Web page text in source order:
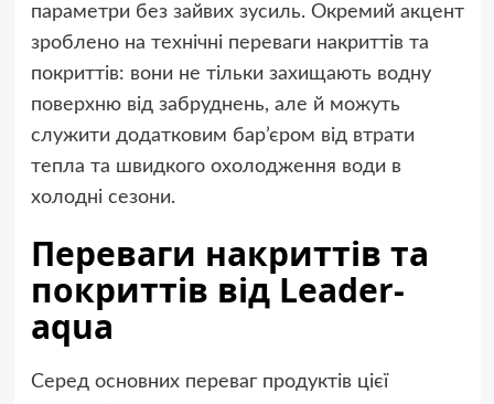
параметри без зайвих зусиль. Окремий акцент
зроблено на технічні переваги накриттів та
покриттів: вони не тільки захищають водну
поверхню від забруднень, але й можуть
служити додатковим бар’єром від втрати
тепла та швидкого охолодження води в
холодні сезони.
Переваги накриттів та
покриттів від Leader-
aqua
Серед основних переваг продуктів цієї